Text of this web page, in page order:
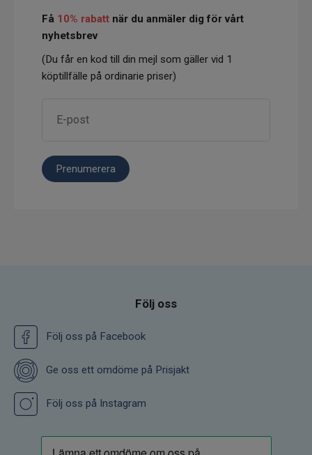
Få 10% rabatt när du anmäler dig för vårt
nyhetsbrev
(Du får en kod till din mejl som gäller vid 1
köptillfälle på ordinarie priser)
Prenumerera
Följ oss
Följ oss på Facebook
Ge oss ett omdöme på Prisjakt
Följ oss på Instagram